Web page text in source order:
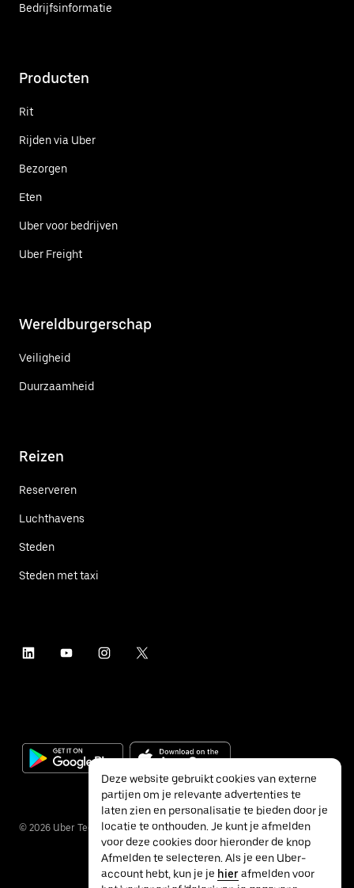
Bedrijfsinformatie
Producten
Rit
Rijden via Uber
Bezorgen
Eten
Uber voor bedrijven
Uber Freight
Wereldburgerschap
Veiligheid
Duurzaamheid
Reizen
Reserveren
Luchthavens
Steden
Steden met taxi
© 2026 Uber Technologies Inc.
Deze website gebruikt cookies van externe
partijen om je relevante advertenties te
laten zien en personalisatie te bieden door je
locatie te onthouden. Je kunt je afmelden
voor deze cookies door hieronder de knop
Afmelden te selecteren. Als je een Uber-
account hebt, kun je je hierafmelden voor